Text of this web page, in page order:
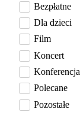
Bezpłatne
Dla dzieci
Film
Koncert
Konferencja
Polecane
Pozostałe